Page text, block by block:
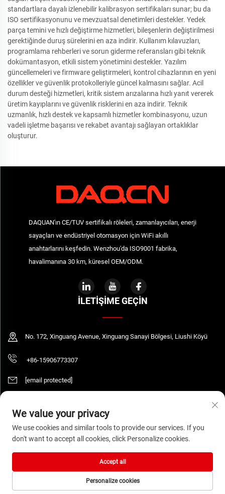
standartlara dayalı izlenebilir kalibrasyon sertifikaları sunar; bu da
ISO sertifikasyonunu ve mevzuatsal denetimleri destekler. Yedek
parça temini ve hızlı değiştirme hizmetleri, bileşenlerin değiştirilmesi
gerektiğinde duruş sürelerini en aza indirir. Kullanım kılavuzları,
programlama rehberleri ve sorun giderme referansları gibi teknik
dokümantasyon, etkili sistem yönetimini destekler. Yazılım
güncellemeleri ve firmware geliştirmeleri, kontrol cihazlarının en yeni
özellikler ve güvenlik protokolleriyle güncel kalmasını sağlar. Acil
durum desteği hizmetleri, kritik sistem arızalarına hızlı yanıt vererek
üretim kayıplarını ve güvenlik risklerini en aza indirir. Teknik
uzmanlık, hızlı destek ve kapsamlı hizmetler kombinasyonu, uzun
vadeli işletme başarısı ve rekabet avantajı sağlayan ortaklıklar
oluşturur.
DAQUAN'ın CE/TUV sertifikalı röleleri, zamanlayıcıları, enerji
sayaçları ve endüstriyel otomasyon için WiFi akıllı
anahtarlarını keşfedin. Wenzhou'da ISO9001 fabrika,
havalimanına 30 km, küresel OEM/ODM.
İLETIŞIME GEÇIN
No. 172, Xinguang Avenue, Xinguang Sanayi Bölgesi, Liushi Köyü
+86-15906773307
[email protected]
Telif Hakkı © 2026 WENZHOU DAQUAN ELECTRIC CO.,LTD Tüm hakları saklıdır.
Gizlilik Politikası
We value your privacy
We use cookies and similar tools to provide our services. If you
don't want to accept all cookies, click Personalize cookies.
Personalize cookies
Accept all